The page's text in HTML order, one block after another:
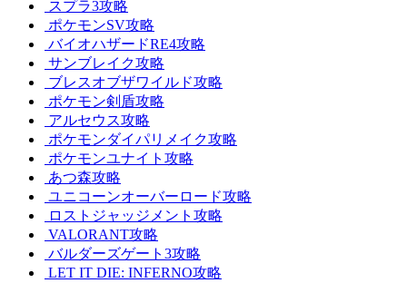
スプラ3攻略
ポケモンSV攻略
バイオハザードRE4攻略
サンブレイク攻略
ブレスオブザワイルド攻略
ポケモン剣盾攻略
アルセウス攻略
ポケモンダイパリメイク攻略
ポケモンユナイト攻略
あつ森攻略
ユニコーンオーバーロード攻略
ロストジャッジメント攻略
VALORANT攻略
バルダーズゲート3攻略
LET IT DIE: INFERNO攻略